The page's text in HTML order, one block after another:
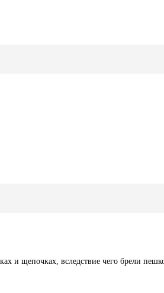
и щепочках, вследствие чего брели